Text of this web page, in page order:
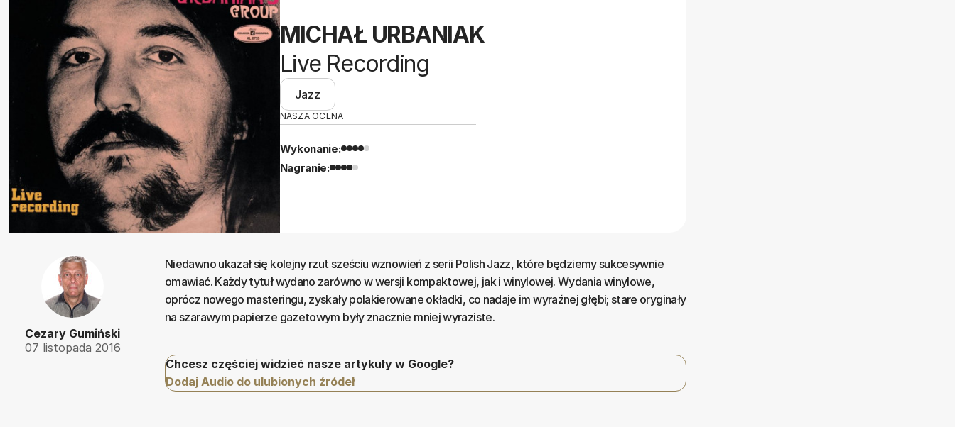
MICHAŁ URBANIAK
Live Recording
Jazz
NASZA OCENA
Wykonanie:
Nagranie:
Cezary Gumiński
07 listopada 2016
Niedawno ukazał się kolejny rzut sześciu wznowień z serii Polish Jazz, które będziemy sukcesywnie
omawiać. Każdy tytuł wydano zarówno w wersji kompaktowej, jak i winylowej. Wydania winylowe,
oprócz nowego masteringu, zyskały polakierowane okładki, co nadaje im wyraźnej głębi; stare oryginały
na szarawym papierze gazetowym były znacznie mniej wyraziste.
Chcesz częściej widzieć nasze artykuły w Google?
Dodaj Audio do ulubionych źródeł